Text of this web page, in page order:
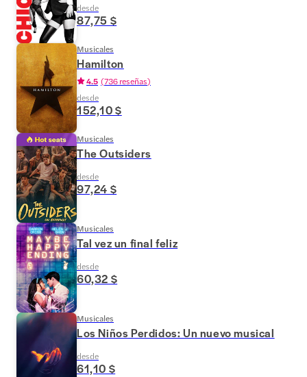
desde
87,75 $
Musicales
Hamilton
4.5 (736 reseñas)
desde
152,10 $
Musicales
The Outsiders
desde
97,24 $
Musicales
Tal vez un final feliz
desde
60,32 $
Musicales
Los Niños Perdidos: Un nuevo musical
desde
61,10 $